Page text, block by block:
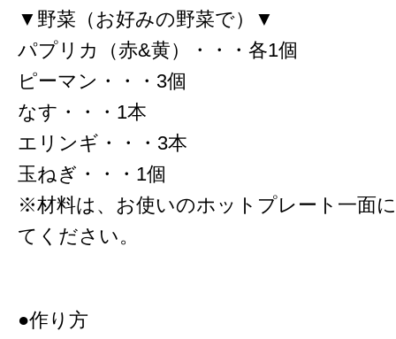
▼野菜（お好みの野菜で）▼
パプリカ（赤&黄）・・・各1個
ピーマン・・・3個
なす・・・1本
エリンギ・・・3本
玉ねぎ・・・1個
※材料は、お使いのホットプレート一面
てください。
●作り方